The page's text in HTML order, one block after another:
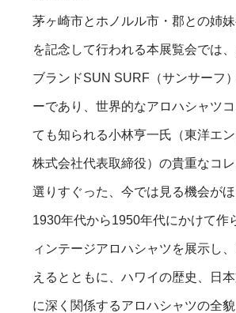
茅ヶ崎市とホノルル市・郡との姉
を記念して行われる本展覧会では
ブランドSUN SURF（サンサーフ
ーであり、世界的なアロハシャツ
ても知られる小林亨一氏（東洋エ
株式会社代表取締役）の貴重なコ
選りすぐった、今では見る機会がほ
1930年代から1950年代にかけて作
ィンテージアロハシャツを展示し
えるとともに、ハワイの歴史、日
に深く関係するアロハシャツの全